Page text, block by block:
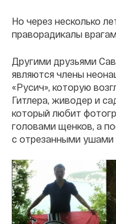
Но через несколько
праворадикалы
Другими друзьями
являются члены
«Русич», которую
Гитлера, живодер и
который любит
головами щенков, а
с отрезанными ушами